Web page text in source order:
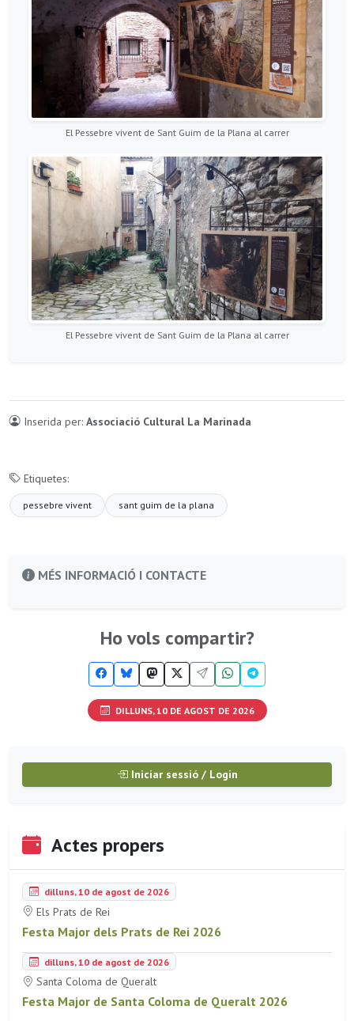
El Pessebre vivent de Sant Guim de la Plana al carrer
El Pessebre vivent de Sant Guim de la Plana al carrer
Inserida per: Associació Cultural La Marinada
Etiquetes:
pessebre vivent sant guim de la plana
MÉS INFORMACIÓ I CONTACTE
Ho vols compartir?
DILLUNS, 10 DE AGOST DE 2026
Iniciar sessió / Login
Actes propers
dilluns, 10 de agost de 2026
Els Prats de Rei
Festa Major dels Prats de Rei 2026
dilluns, 10 de agost de 2026
Santa Coloma de Queralt
Festa Major de Santa Coloma de Queralt 2026